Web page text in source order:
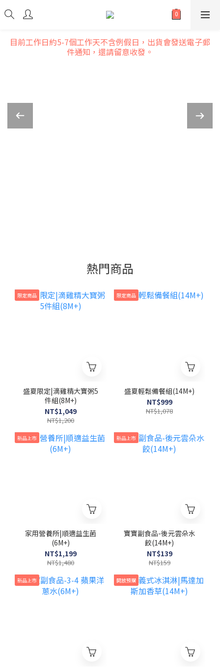
目前工作日約5-7個工作天不含例假日，出貨會發送電子郵
件通知，還請留意收發。
熱門商品
限定商品
盛夏限定|滴雞精大寶粥5
件組(8M+)
NT$1,049
NT$1,200
限定商品
盛夏輕鬆備餐組(14M+)
NT$999
NT$1,078
新品上市
家用營養所|順適益生菌
(6M+)
NT$1,199
NT$1,480
新品上市
寶寶副食品-後元雲朵水
餃(14M+)
NT$139
NT$159
新品上市 開放預購